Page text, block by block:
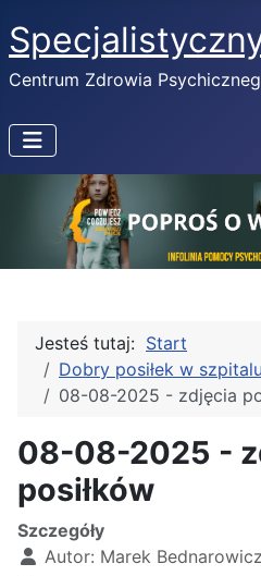
Centrum Zdrowia
Jesteś tutaj: Start
Dobry posiłek w
08-08-2025 - zdjęcia
08-08-2025 -
posiłków
Szczegóły
Autor: Marek Bednarowicz